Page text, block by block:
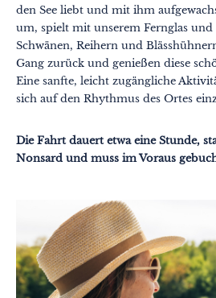
Themen Formate
#EstSideStory
Sommer
Zu zweit
In der Stadt
Ausgefallen
den See liebt und mit ihm
um, spielt mit unserem Fernglas und
Schwänen, Reihern und
Gang zurück und genießen diese
Eine sanfte, leicht zugängliche
sich auf den Rhythmus des Ortes
Die Fahrt dauert etwa eine Stunde,
Nonsard und muss im Voraus